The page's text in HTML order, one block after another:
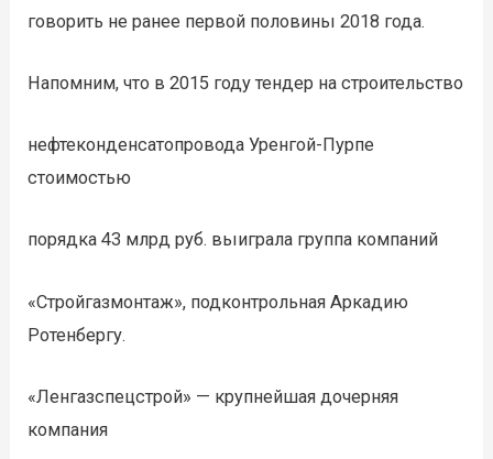
говорить не ранее первой половины 2018 года.
Напомним, что в 2015 году тендер на строительство
нефтеконденсатопровода Уренгой-Пурпе
стоимостью
порядка 43 млрд руб. выиграла группа компаний
«Стройгазмонтаж», подконтрольная Аркадию
Ротенбергу.
«Ленгазспецстрой» — крупнейшая дочерняя
компания